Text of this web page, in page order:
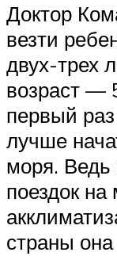
Доктор
везти
двух-трех
возраст —
первый раз
лучше
моря. Ведь
поездок
страны